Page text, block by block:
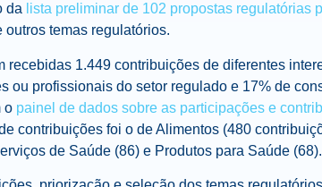
da lista preliminar de 102 propostas regulatórias
temas regulatórios.
recebidas 1.449 contribuições de diferentes
ou profissionais do setor regulado e 17% de
o painel de dados sobre as participações e
contribuições foi o de Alimentos (480
de Saúde (86) e Produtos para Saúde (68).